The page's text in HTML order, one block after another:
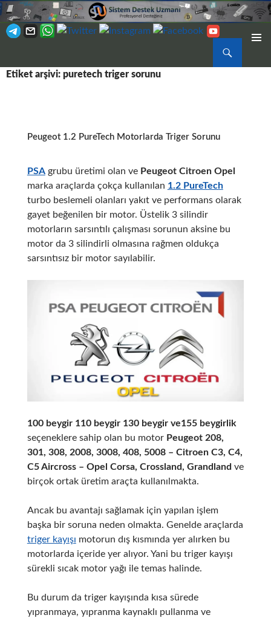
ATLA
Etiket arşivi: puretech triger sorunu
Peugeot 1.2 PureTech Motorlarda Triger Sorunu
PSAgrubu üretimi olan ve Peugeot Citroen Opel
marka araçlarda çokça kullanılan 1.2 PureTech
turbo beslemeli olanları yakıt ve performans olarak
gayet beğenilen bir motor. Üstelik 3 silindir
motorların sarsıntılı çalışması sorunun aksine bu
motor da 3 silindirli olmasına rağmen oldukça
sarsıntısız bir motor sayılabilir.
100 beygir 110 beygir 130 beygir ve155 beygirlik
seçeneklere sahip olan bu motor Peugeot 208,
301, 308, 2008, 3008, 408, 5008 – Citroen C3, C4,
C5 Aircross – Opel Corsa, Crossland, Grandland ve
birçok ortak üretim araçta kullanılmakta.
Ancak bu avantajı sağlamak için yapılan işlem
başka bir soruna neden olmakta. Genelde araçlarda
triger kayışı motorun dış kısmında yer alırken bu
motorlarda içeride yer alıyor. Yani bu triger kayışı
sürekli sıcak motor yağı ile temas halinde.
Bu durum da triger kayışında kısa sürede
yıpranmaya, yıpranma kaynaklı pullanma ve